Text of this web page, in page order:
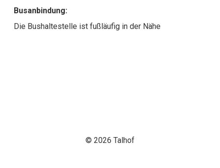
Busanbindung:
Die Bushaltestelle ist fußläufig in der Nähe
© 2026 Talhof